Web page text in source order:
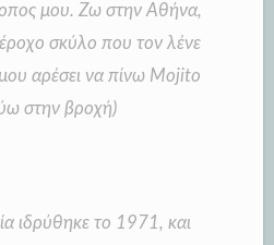
μου. Ζω στην Αθήνα,
σκύλο που τον λένε
αρέσει να πίνω Mojito
στην βροχή)
ιδρύθηκε το 1971, και